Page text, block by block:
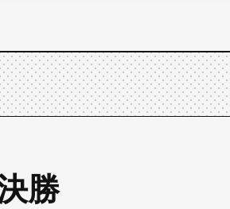
勝